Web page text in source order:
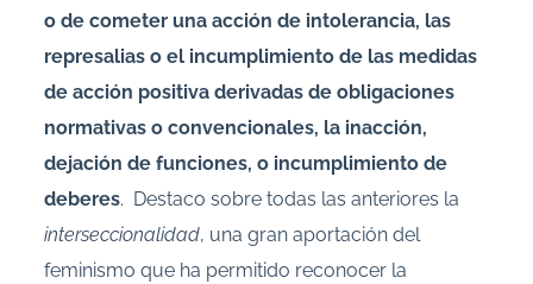
o de cometer una acción de intolerancia, las
represalias o el incumplimiento de las medidas
de acción positiva derivadas de obligaciones
normativas o convencionales, la inacción,
dejación de funciones, o incumplimiento de
deberes. Destaco sobre todas las anteriores la
interseccionalidad, una gran aportación del
feminismo que ha permitido reconocer la